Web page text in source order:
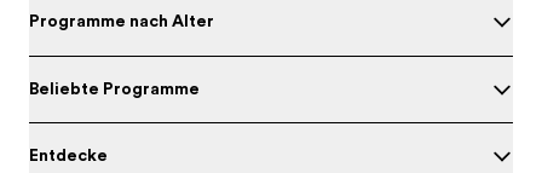
Programme nach Alter
Beliebte Programme
Entdecke